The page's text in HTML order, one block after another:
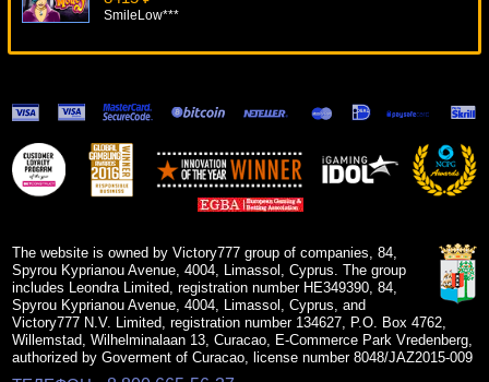
SmileLow***
Cool Buck
12025 ₽
blogolet***
Monster Mania
The website is owned by Victory777 group of companies, 84,
Spyrou Kyprianou Avenue, 4004, Limassol, Cyprus. The group
includes Leondra Limited, registration number HE349390, 84,
Spyrou Kyprianou Avenue, 4004, Limassol, Cyprus, and
Victory777 N.V. Limited, registration number 134627, P.O. Box 4762,
Willemstad, Wilhelminalaan 13, Curacao, E-Commerce Park Vredenberg,
authorized by Goverment of Curacao, license number 8048/JAZ2015-009